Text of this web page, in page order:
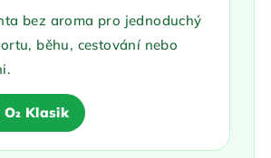
bez aroma pro jednoduchý
běhu, cestování nebo
Klasik